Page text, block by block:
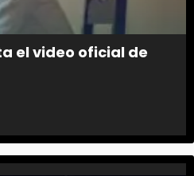
el video oficial de